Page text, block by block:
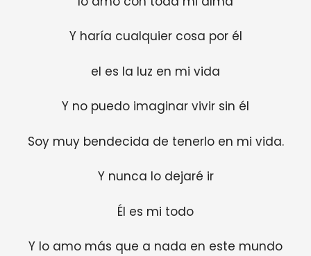
Y haría cualquier cosa por él
el es la luz en mi vida
Y no puedo imaginar vivir sin él
Soy muy bendecida de tenerlo en mi vida.
Y nunca lo dejaré ir
Él es mi todo
Y lo amo más que a nada en este mundo